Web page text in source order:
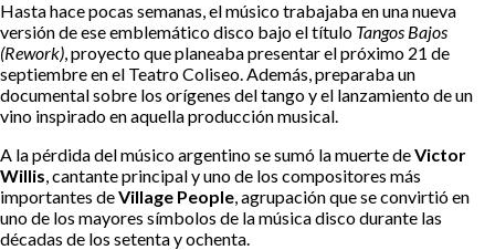
Hasta hace pocas semanas, el músico trabajaba en una nueva
versión de ese emblemático disco bajo el título Tangos Bajos
(Rework), proyecto que planeaba presentar el próximo 21 de
septiembre en el Teatro Coliseo. Además, preparaba un
documental sobre los orígenes del tango y el lanzamiento de un
vino inspirado en aquella producción musical.
A la pérdida del músico argentino se sumó la muerte deVictor
Willis, cantante principal y uno de los compositores más
importantes deVillage People, agrupación que se convirtió en
uno de los mayores símbolos de la música disco durante las
décadas de los setenta y ochenta.